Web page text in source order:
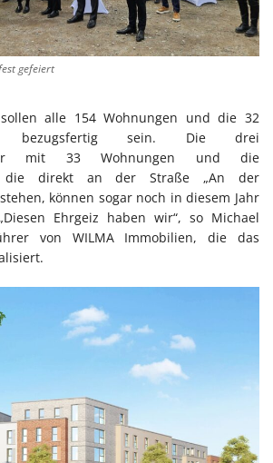
gefeiert
alle 154 Wohnungen und die 32
bezugsfertig sein. Die drei
mit 33 Wohnungen und die
die direkt an der Straße „An der
können sogar noch in diesem Jahr
Ehrgeiz haben wir“, so Michael
von WILMA Immobilien, die das